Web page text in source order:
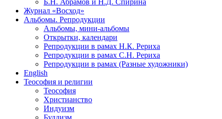
Б.Н. Абрамов и Н.Д. Спирина
Журнал «Восход»
Альбомы. Репродукции
Альбомы, мини-альбомы
Открытки, календари
Репродукции в рамах Н.К. Рериха
Репродукции в рамах С.Н. Рериха
Репродукции в рамах (Разные художники)
English
Теософия и религии
Теософия
Христианство
Индуизм
Буддизм